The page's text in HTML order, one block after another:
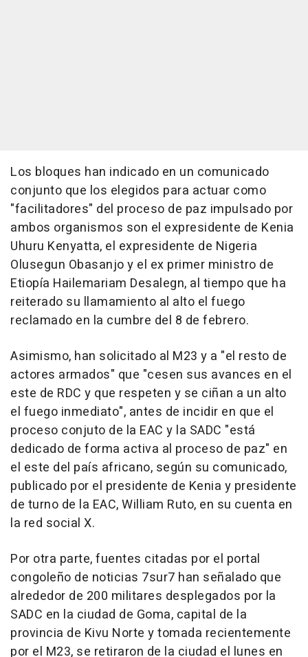
Los bloques han indicado en un comunicado
conjunto que los elegidos para actuar como
"facilitadores" del proceso de paz impulsado por
ambos organismos son el expresidente de Kenia
Uhuru Kenyatta, el expresidente de Nigeria
Olusegun Obasanjo y el ex primer ministro de
Etiopía Hailemariam Desalegn, al tiempo que ha
reiterado su llamamiento al alto el fuego
reclamado en la cumbre del 8 de febrero.
Asimismo, han solicitado al M23 y a "el resto de
actores armados" que "cesen sus avances en el
este de RDC y que respeten y se ciñan a un alto
el fuego inmediato", antes de incidir en que el
proceso conjuto de la EAC y la SADC "está
dedicado de forma activa al proceso de paz" en
el este del país africano, según su comunicado,
publicado por el presidente de Kenia y presidente
de turno de la EAC, William Ruto, en su cuenta en
la red social X.
Por otra parte, fuentes citadas por el portal
congoleño de noticias 7sur7 han señalado que
alrededor de 200 militares desplegados por la
SADC en la ciudad de Goma, capital de la
provincia de Kivu Norte y tomada recientemente
por el M23, se retiraron de la ciudad el lunes en